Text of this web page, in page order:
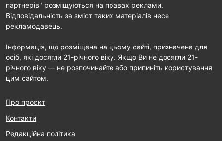
партнерів" розміщуються на правах реклами.
Відповідальність за зміст таких матеріалів несе
рекламодавець.
Інформація, що розміщена на цьому сайті, призначена для
осіб, які досягли 21-річного віку. Якщо Ви не досягли 21-
річного віку — не розпочинайте або припиніть користування
цим сайтом.
Про проєкт
Контакти
Редакційна політика